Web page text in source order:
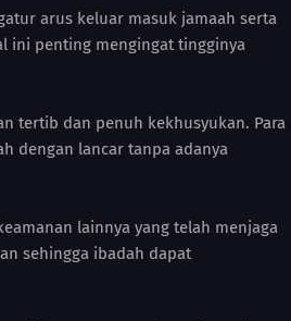
arus keluar masuk jamaah serta
ini penting mengingat tingginya
tertib dan penuh kekhusyukan. Para
dengan lancar tanpa adanya
lainnya yang telah menjaga
sehingga ibadah dapat